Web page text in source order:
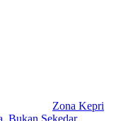
Zona Kepri
Bukan Sekedar